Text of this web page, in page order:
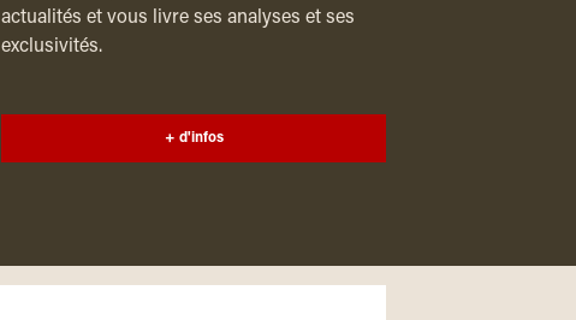
actualités et vous livre ses analyses et ses
exclusivités.
+ d'infos